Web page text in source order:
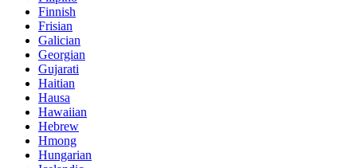
Finnish
Frisian
Galician
Georgian
Gujarati
Haitian
Hausa
Hawaiian
Hebrew
Hmong
Hungarian